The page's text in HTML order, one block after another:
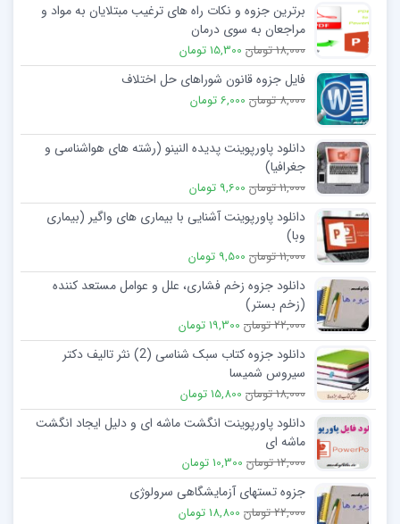
برترین جزوه و نکات راه های ترغیب مبتلایان به مواد و
مراجعان به سوی درمان
18,000 تومان 15,300 تومان
فایل جزوه قانون شوراهای حل اختلاف
8,000 تومان 6,000 تومان
دانلود پاورپوینت پدیده النینو (رشته های هواشناسی و
جغرافیا)
11,000 تومان 9,600 تومان
دانلود پاورپوینت آشنایی با بیماری های واگیر (بیماری
وبا)
11,000 تومان 9,500 تومان
دانلود جزوه زخم فشاری، علل و عوامل مستعد کننده
(زخم بستر)
22,000 تومان 19,300 تومان
دانلود جزوه کتاب سبک شناسی (2) نثر تالیف دکتر
سیروس شمیسا
18,000 تومان 15,800 تومان
دانلود پاورپوینت انگشت ماشه ای و دلیل ایجاد انگشت
ماشه ای
12,000 تومان 10,300 تومان
جزوه تستهای آزمایشگاهی سرولوژی
22,000 تومان 18,800 تومان